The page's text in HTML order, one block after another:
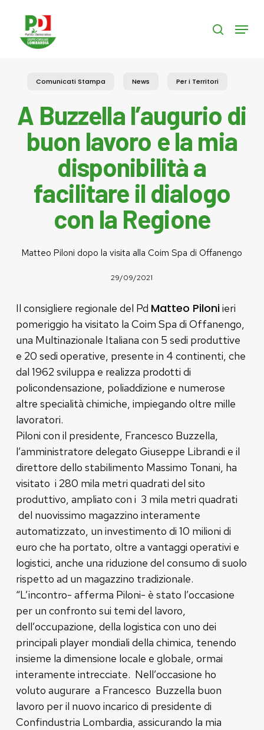
content
search
Menu
Comunicati Stampa News Per i Territori
A Buzzella l’augurio di
buon lavoro e la mia
disponibilità a
facilitare il dialogo
con la Regione
Matteo Piloni dopo la visita alla Coim Spa di Offanengo
29/09/2021
Il consigliere regionale del Pd Matteo Piloniieri
pomeriggio ha visitato la Coim Spa di Offanengo,
una Multinazionale Italiana con 5 sedi produttive
e 20 sedi operative, presente in 4 continenti, che
dal 1962 sviluppa e realizza prodotti di
policondensazione, poliaddizione e numerose
altre specialità chimiche, impiegando oltre mille
lavoratori.
Piloni con il presidente, Francesco Buzzella,
l’amministratore delegato Giuseppe Librandi e il
direttore dello stabilimento Massimo Tonani, ha
visitato i 280 mila metri quadrati del sito
produttivo, ampliato con i 3 mila metri quadrati
del nuovissimo magazzino interamente
automatizzato, un investimento di 10 milioni di
euro che ha portato, oltre a vantaggi operativi e
logistici, anche una riduzione del consumo di suolo
rispetto ad un magazzino tradizionale.
“L’incontro- afferma Piloni- è stato l’occasione
per un confronto sui temi del lavoro,
dell’occupazione, della logistica con uno dei
principali player mondiali della chimica, tenendo
insieme la dimensione locale e globale, ormai
interamente intrecciate. Nell’occasione ho
voluto augurare a Francesco Buzzella buon
lavoro per il nuovo incarico di presidente di
Confindustria Lombardia, assicurando la mia